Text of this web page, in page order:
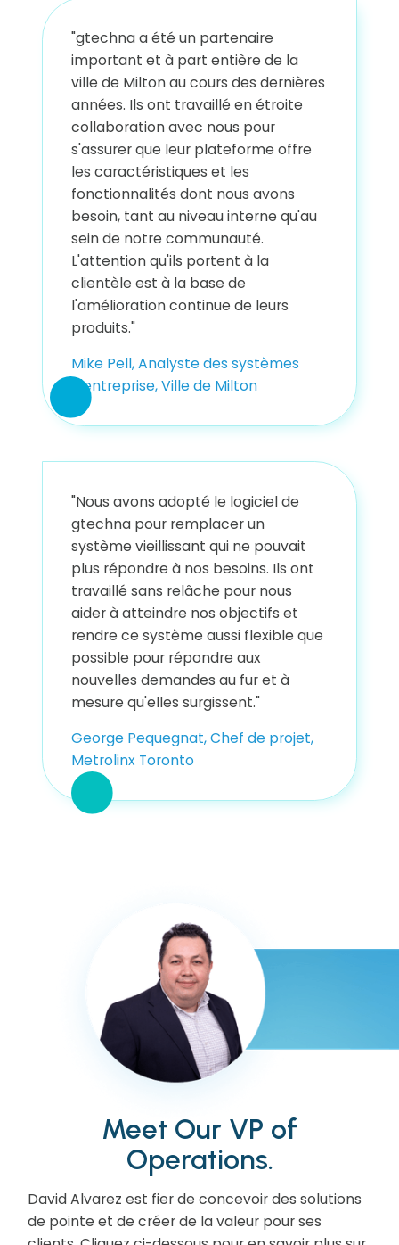
"Nous avons adopté le logiciel de
gtechna pour remplacer un
système vieillissant qui ne pouvait
plus répondre à nos besoins. Ils ont
travaillé sans relâche pour nous
aider à atteindre nos objectifs et
rendre ce système aussi flexible que
possible pour répondre aux
nouvelles demandes au fur et à
mesure qu'elles surgissent."
George Pequegnat, Chef de projet,
Metrolinx Toronto
"gtechna a été un partenaire
important et à part entière de la
ville de Milton au cours des dernières
années. Ils ont travaillé en étroite
collaboration avec nous pour
s'assurer que leur plateforme offre
les caractéristiques et les
fonctionnalités dont nous avons
besoin, tant au niveau interne qu'au
sein de notre communauté.
L'attention qu'ils portent à la
clientèle est à la base de
l'amélioration continue de leurs
produits."
Mike Pell, Analyste des systèmes
d'entreprise, Ville de Milton
Meet Our VP of
Operations.
David Alvarez est fier de concevoir des solutions
de pointe et de créer de la valeur pour ses